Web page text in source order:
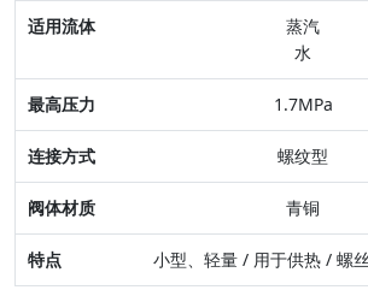
最高压力
阀体材质
特点
蒸汽
水
1.7MPa
螺纹型
青铜
小型、轻量 / 用于供热 / 螺